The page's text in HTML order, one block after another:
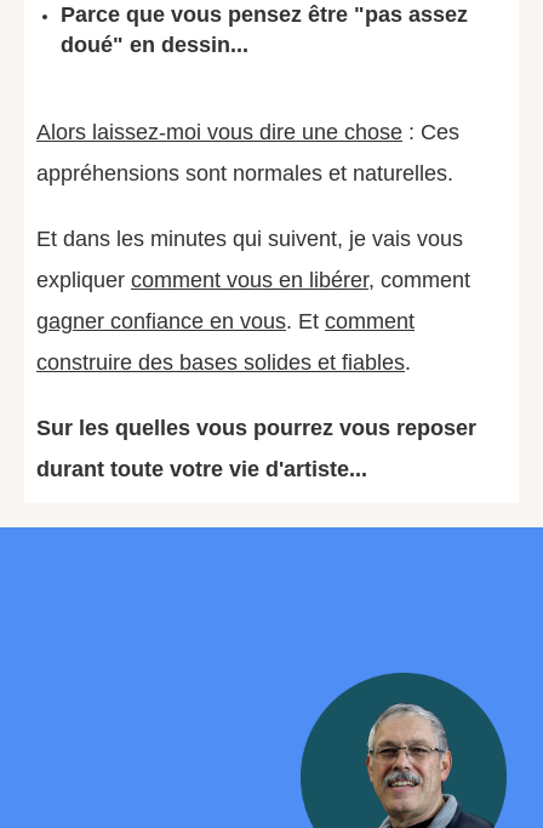
Parce que vous pensez être "pas assez
doué" en dessin...
Alors laissez-moi vous dire une chose : Ces
appréhensions sont normales et naturelles.
Et dans les minutes qui suivent, je vais vous
expliquer comment vous en libérer, comment
gagner confiance en vous. Et comment
construire des bases solides et fiables.
Sur les quelles vous pourrez vous reposer
durant toute votre vie d'artiste...